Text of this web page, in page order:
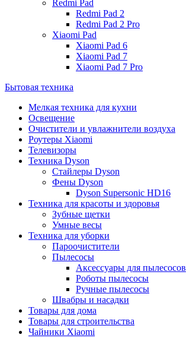
Redmi Pad
Redmi Pad 2
Redmi Pad 2 Pro
Xiaomi Pad
Xiaomi Pad 6
Xiaomi Pad 7
Xiaomi Pad 7 Pro
Бытовая техника
Мелкая техника для кухни
Освещение
Очистители и увлажнители воздуха
Роутеры Xiaomi
Телевизоры
Техника Dyson
Стайлеры Dyson
Фены Dyson
Dyson Supersonic HD16
Техника для красоты и здоровья
Зубные щетки
Умные весы
Техника для уборки
Пароочистители
Пылесосы
Аксессуары для пылесосов
Роботы пылесосы
Ручные пылесосы
Швабры и насадки
Товары для дома
Товары для строительства
Чайники Xiaomi